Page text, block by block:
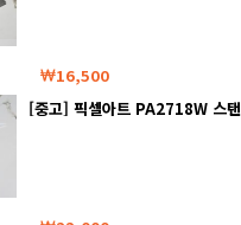
16,500
[중고] 픽셀아트 PA2718W 스탠